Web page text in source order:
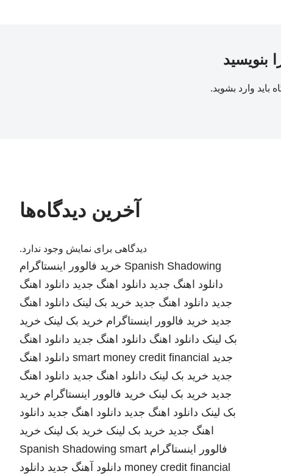
بنویسید
باید وارد بشوید.
آخرین دیدگاه‌ها
دیدگاهی برای نمایش وجود ندارد.
Spanish Shadowing خرید فالوور اینستاگرام
دانلود اهنگ جدید دانلود اهنگ جدید دانلود اهنگ
جدید دانلود اهنگ جدید خرید بک لینک دانلود اهنگ
جدید خرید فالوور اینستاگرام خرید بک لینک خرید
بک لینک دانلود اهنگ دانلود اهنگ جدید دانلود اهنگ
جدید smart money credit financial دانلود اهنگ
جدید خرید بک لینک دانلود اهنگ جدید دانلود اهنگ
جدید خرید بک لینک خرید فالوور اینستاگرام خرید
بک لینک دانلود اهنگ جدید دانلود اهنگ جدید دانلود
اهنگ جدید خرید بک لینک خرید بک لینک خرید
فالوور اینستاگرام
Spanish Shadowing smart
money credit financial دانلود آهنگ جدید دانلود